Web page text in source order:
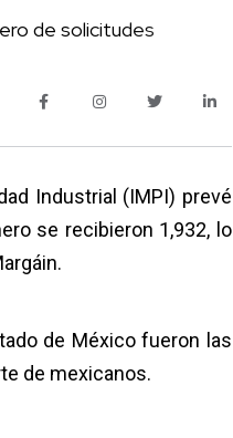
de solicitudes
Industrial (IMPI) prevé
se recibieron 1,932, lo
de México fueron las
de mexicanos.